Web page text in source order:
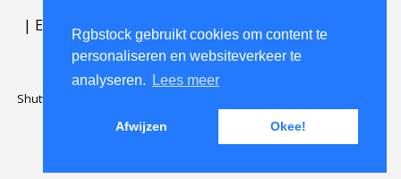
Rgbstock gebruikt cookies om content te
personaliseren en websiteverkeer te
analyseren.
Lees meer
Afwijzen Okee!
| English | Deutsch Español | Português
Nederlands|
Shutterstock official partner of Rgbstock
Rgbstock